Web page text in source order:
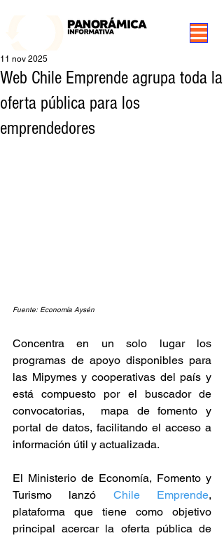
Web Chile Emprende agrupa toda la
oferta pública para los
emprendedores
11 nov 2025
Fuente: Economía Aysén
Concentra en un solo lugar los
programas de apoyo disponibles para
las Mipymes y cooperativas del país y
está compuesto por el buscador de
convocatorias,  mapa de fomento y
portal de datos, facilitando el acceso a
información útil y actualizada.
El Ministerio de Economía, Fomento y
Turismo lanzó Chile Emprende,
plataforma que tiene como objetivo
principal acercar la oferta pública de